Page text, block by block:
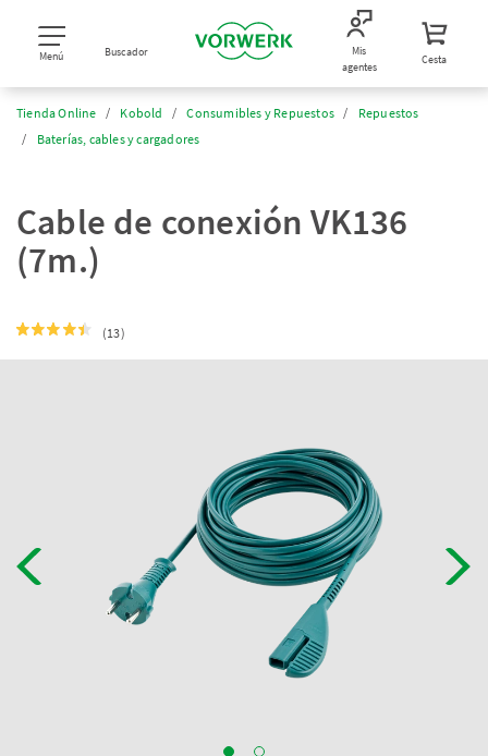
Menú Buscador
Mis
agentes
Cesta
Tienda Online Kobold Consumibles y Repuestos
Repuestos
Baterías, cables y cargadores
Cable de conexión VK136
(7m.)
(13)